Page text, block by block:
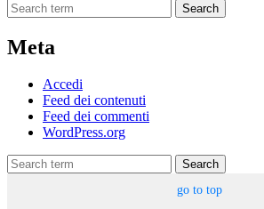
Search
Meta
Accedi
Feed dei contenuti
Feed dei commenti
WordPress.org
Search
go to top